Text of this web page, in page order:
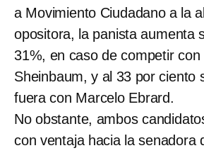
a Movimiento Ciudadano a la
opositora, la panista aumenta
31%, en caso de competir con
Sheinbaum, y al 33 por ciento
fuera con Marcelo Ebrard.
No obstante, ambos
con ventaja hacia la senadora